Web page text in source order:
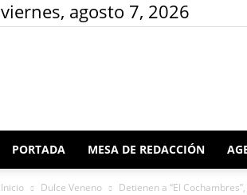
viernes, agosto 7, 2026
PORTADA MESA DE REDACCIÓN
Inicio Dulce Veneno Detienen a “El